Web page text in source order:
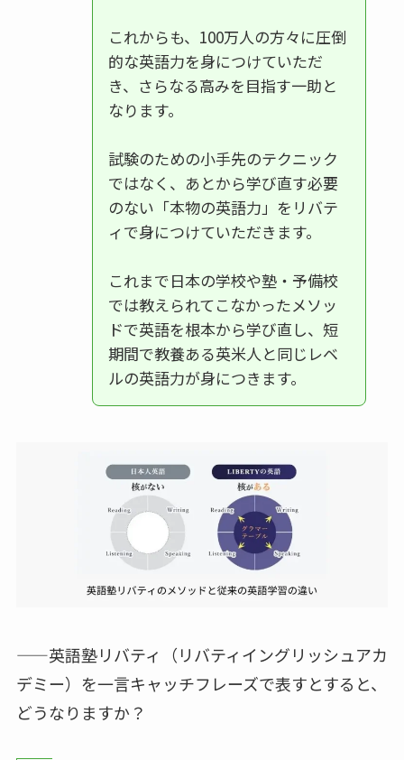
これからも、100万人の方々に圧倒
的な英語力を身につけていただ
き、さらなる高みを目指す一助と
なります。
試験のための小手先のテクニック
ではなく、あとから学び直す必要
のない「本物の英語力」をリバテ
ィで身につけていただきます。
これまで日本の学校や塾・予備校
では教えられてこなかったメソッ
ドで英語を根本から学び直し、短
期間で教養ある英米人と同じレベ
ルの英語力が身につきます。
——英語塾リバティ（リバティイングリッシュアカ
デミー）を一言キャッチフレーズで表すとすると、
どうなりますか？